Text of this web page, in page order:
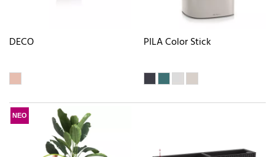
DECO PILA Color Stick
ΝΕΟ